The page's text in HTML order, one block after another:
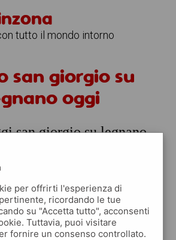
tutto il mondo intorno
san giorgio su
oggi
san giorgio su legnano
pioggia
leggera
22°
22° min 25° max
84 % 1.36 km/h
per offrirti l'esperienza di
ricordando le tue
su "Accetta tutto", acconsenti
Tuttavia, puoi visitare
fornire un consenso controllato.